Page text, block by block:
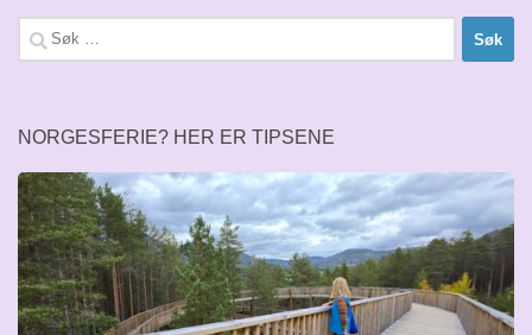
Søk
etter:
NORGESFERIE? HER ER TIPSENE